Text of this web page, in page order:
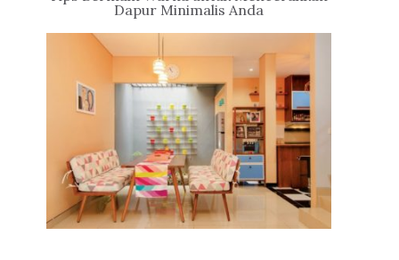
Dapur Minimalis Anda